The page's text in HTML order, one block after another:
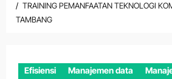
TRAINING PEMANFAATAN TEKNOLOGI
TAMBANG
Efisiensi Manajemen data